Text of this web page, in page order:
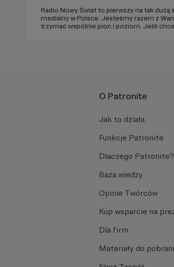
Radio Nowy Świat to pierwszy na tak dużą
medialny w Polsce. Jesteśmy razem z
trzymać wspólnie pion i poziom. Jeśli
O Patronite
Jak to działa
Funkcje Patronite
Dlaczego Patronite?
Baza wiedzy
Opinie Twórców
Kup wsparcie na
Dla firm
Materiały do